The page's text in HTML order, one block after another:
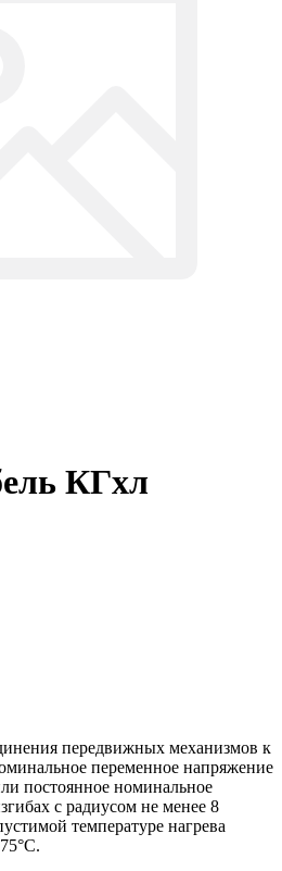
КГхл
передвижных механизмов к
переменное напряжение
постоянное номинальное
с радиусом не менее 8
температуре нагрева